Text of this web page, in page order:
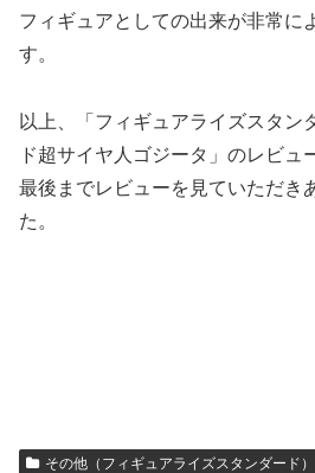
フィギュアとしての出来が非常に
す。
以上、「フィギュアライズスタン
ド超サイヤ人ゴジータ」のレビュ
最後までレビューを見ていただき
た。
その他（フィギュアライズスタンダード）